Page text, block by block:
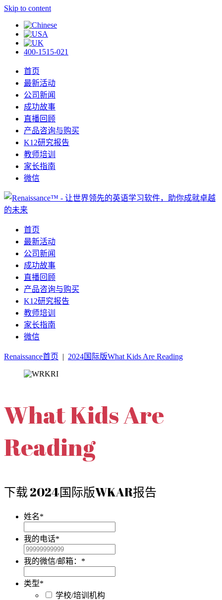
Skip to content
400-1515-021
首页
最新活动
公司新闻
成功故事
直播回顾
产品咨询与购买
K12研究报告
教师培训
家长指南
微信
首页
最新活动
公司新闻
成功故事
直播回顾
产品咨询与购买
K12研究报告
教师培训
家长指南
微信
Renaissance首页 | 2024国际版What Kids Are Reading
What Kids Are
Reading
下载 2024国际版WKAR报告
姓名*
我的电话*
我的微信/邮箱： *
类型*
学校/培训机构